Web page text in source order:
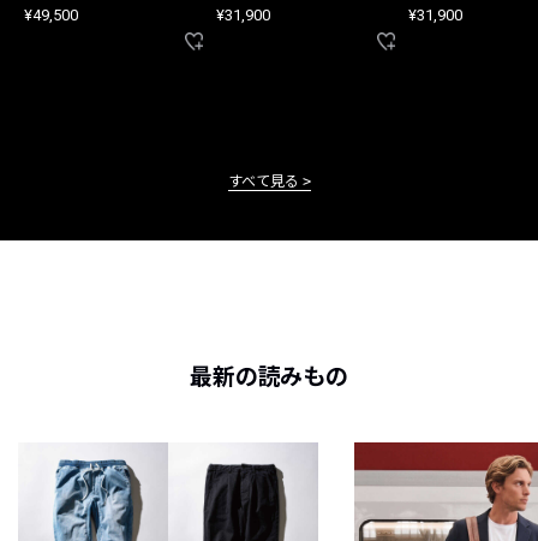
¥49,500 ¥31,900 ¥31,900
すべて見る
最新の読みもの